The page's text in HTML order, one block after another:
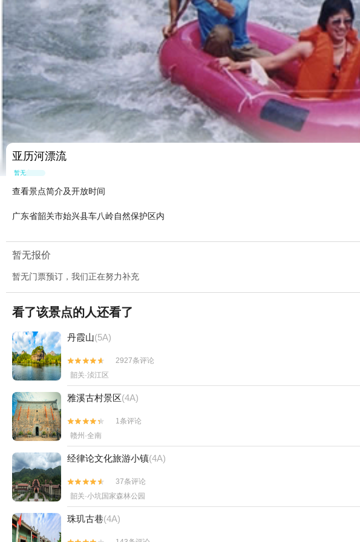
亚历河漂流
暂无点评
查看景点简介及开放时间
广东省韶关市始兴县车八岭自然保护区内
暂无报价
暂无门票预订，我们正在努力补充
看了该景点的人还看了
丹霞山(5A)


2927条评论
韶关·浈江区
雅溪古村景区(4A)


1条评论
赣州·全南
经律论文化旅游小镇(4A)


37条评论
韶关·小坑国家森林公园
珠玑古巷(4A)